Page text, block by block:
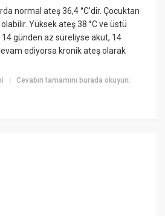
normal ateş 36,4 °C'dir. Çocuktan
Yüksek ateş 38 °C ve üstü
14 günden az süreliyse akut, 14
ediyorsa kronik ateş olarak
|Cevabın tamamını burada okuyun: